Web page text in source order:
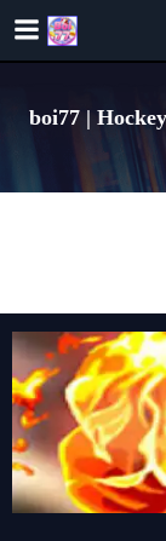
boi77 |